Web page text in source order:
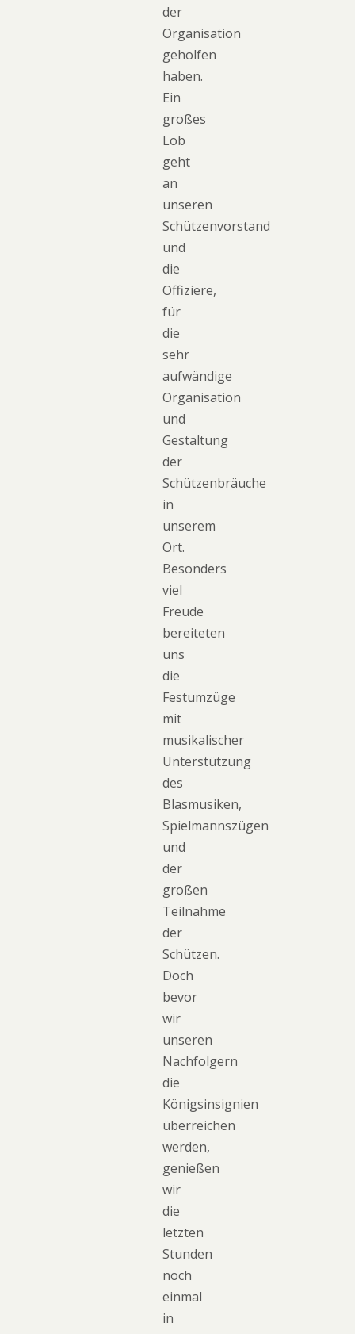
der
Organisation
geholfen
haben.
Ein
großes
Lob
geht
an
unseren
Schützenvorstand
und
die
Offiziere,
für
die
sehr
aufwändige
Organisation
und
Gestaltung
der
Schützenbräuche
in
unserem
Ort.
Besonders
viel
Freude
bereiteten
uns
die
Festumzüge
mit
musikalischer
Unterstützung
des
Blasmusiken,
Spielmannszügen
und
der
großen
Teilnahme
der
Schützen.
Doch
bevor
wir
unseren
Nachfolgern
die
Königsinsignien
überreichen
werden,
genießen
wir
die
letzten
Stunden
noch
einmal
in